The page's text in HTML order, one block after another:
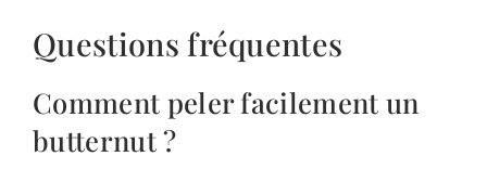
Questions fréquentes
Comment peler facilement un
butternut ?